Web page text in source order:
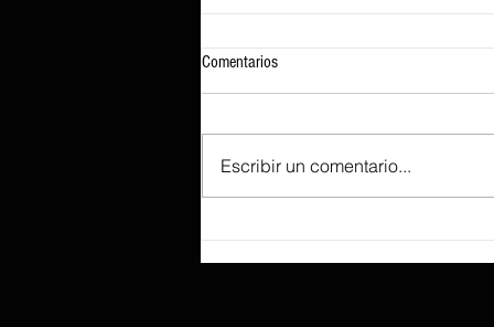
Comentarios
Escribir un comentario...